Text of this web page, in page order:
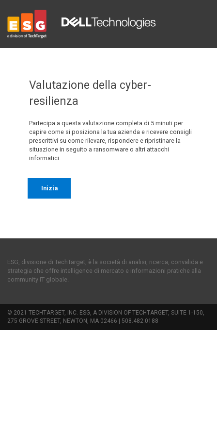
Valutazione della cyber-
resilienza
Partecipa a questa valutazione completa di 5 minuti per
capire come si posiziona la tua azienda e ricevere consigli
prescrittivi su come rilevare, rispondere e ripristinare la
situazione in seguito a ransomware o altri attacchi
informatici.
Inizia
ESG, divisione di TechTarget, è la società di analisi, ricerca, convalida e
strategia che offre intelligence di mercato e informazioni pratiche alla
community IT globale.
© 2021 TECHTARGET, INC. ESG, A DIVISION OF TECHTARGET, SUITE 1-150,
275 GROVE STREET, NEWTON, MA 02466 | 508.482.0188